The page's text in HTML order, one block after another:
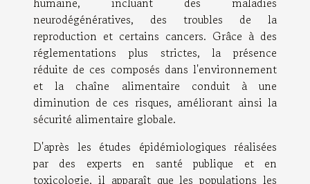
neurodégénératives, des troubles de la
reproduction et certains cancers. Grâce à des
réglementations plus strictes, la présence
réduite de ces composés dans l'environnement
et la chaîne alimentaire conduit à une
diminution de ces risques, améliorant ainsi la
sécurité alimentaire globale.
D'après les études épidémiologiques réalisées
par des experts en santé publique et en
toxicologie, il apparaît que les populations les